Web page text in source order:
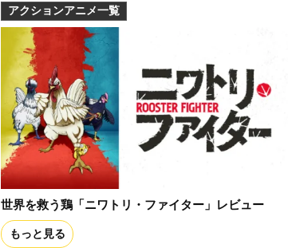
アクションアニメ一覧
世界を救う鶏「ニワトリ・ファイター」レビュー
もっと見る